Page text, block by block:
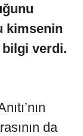
kimsenin
bilgi verdi.
da